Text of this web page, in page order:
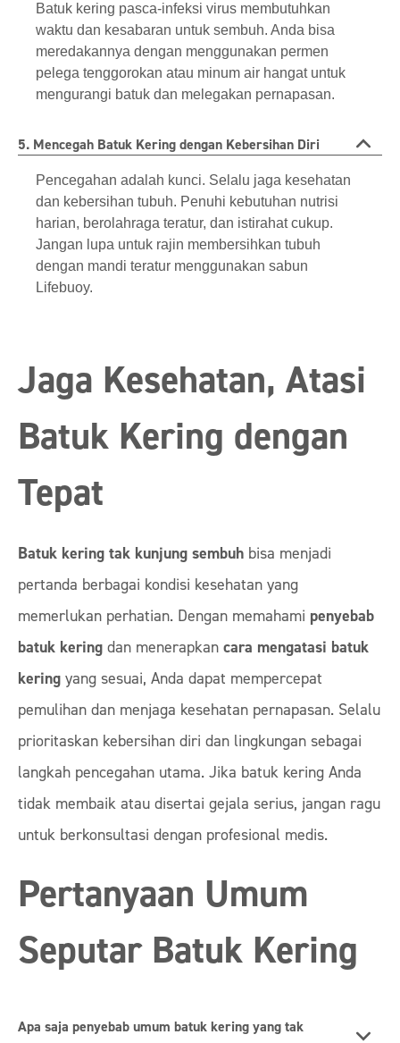
Batuk kering pasca-infeksi virus membutuhkan
waktu dan kesabaran untuk sembuh. Anda bisa
meredakannya dengan menggunakan permen
pelega tenggorokan atau minum air hangat untuk
mengurangi batuk dan melegakan pernapasan.
5. Mencegah Batuk Kering dengan Kebersihan Diri
Pencegahan adalah kunci. Selalu jaga kesehatan
dan kebersihan tubuh. Penuhi kebutuhan nutrisi
harian, berolahraga teratur, dan istirahat cukup.
Jangan lupa untuk rajin membersihkan tubuh
dengan mandi teratur menggunakan sabun
Lifebuoy.
Jaga Kesehatan, Atasi
Batuk Kering dengan
Tepat
Batuk kering tak kunjung sembuh bisa menjadi
pertanda berbagai kondisi kesehatan yang
memerlukan perhatian. Dengan memahami penyebab
batuk kering dan menerapkan cara mengatasi batuk
kering yang sesuai, Anda dapat mempercepat
pemulihan dan menjaga kesehatan pernapasan. Selalu
prioritaskan kebersihan diri dan lingkungan sebagai
langkah pencegahan utama. Jika batuk kering Anda
tidak membaik atau disertai gejala serius, jangan ragu
untuk berkonsultasi dengan profesional medis.
Pertanyaan Umum
Seputar Batuk Kering
Apa saja penyebab umum batuk kering yang tak